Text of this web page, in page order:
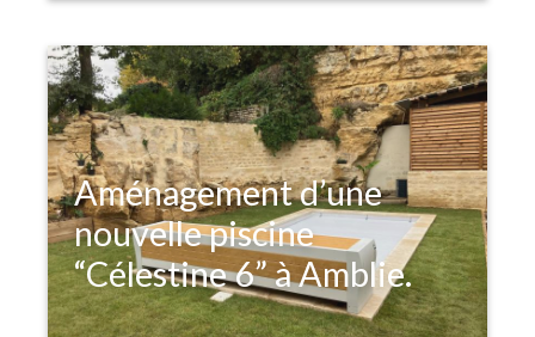
Aménagement d’une
nouvelle piscine
“Célestine 6” à Amblie.